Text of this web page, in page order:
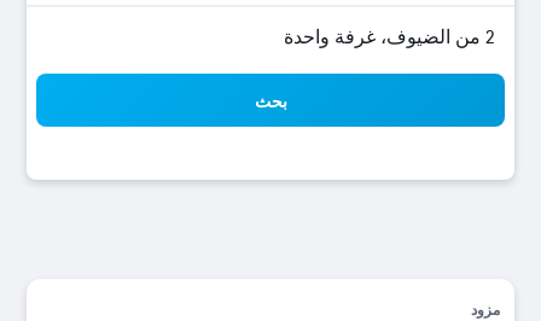
2 من الضيوف، غرفة واحدة
بحث
مزود